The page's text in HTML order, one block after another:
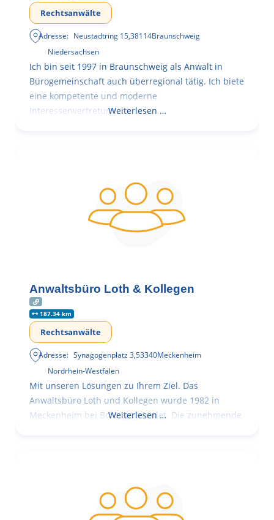
Rechtsanwälte
Adresse: Neustadtring 15,38114Braunschweig
Niedersachsen
Ich bin seit 1997 in Braunschweig als Anwalt in
Bürogemeinschaft auch überregional tätig. Ich biete
eine kompetente und moderne
Interessenvertretung,Weiterlesen …
Anwaltsbüro Loth & Kollegen
187.34 km
Rechtsanwälte
Adresse: Synagogenplatz 3,53340Meckenheim
Nordrhein-Westfalen
Mit unseren Lösungen zu Ihrem Ziel. Das
Anwaltsbüro Loth und Kollegen wurde 1982 in
Meckenheim bei Bonn gegründet. Die zunehmende
Weiterlesen …